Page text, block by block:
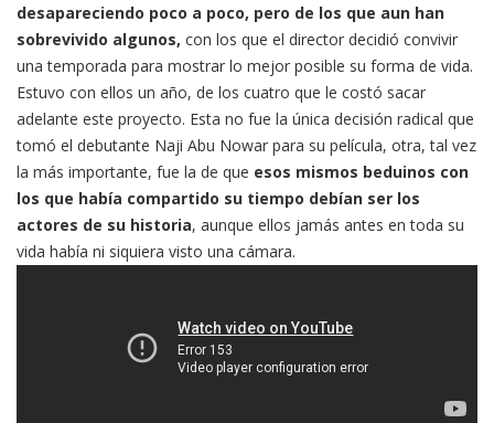
desapareciendo poco a poco, pero de los que aun han
sobrevivido algunos, con los que el director decidió convivir
una temporada para mostrar lo mejor posible su forma de vida.
Estuvo con ellos un año, de los cuatro que le costó sacar
adelante este proyecto. Esta no fue la única decisión radical que
tomó el debutante Naji Abu Nowar para su película, otra, tal vez
la más importante, fue la de que esos mismos beduinos con
los que había compartido su tiempo debían ser los
actores de su historia, aunque ellos jamás antes en toda su
vida había ni siquiera visto una cámara.